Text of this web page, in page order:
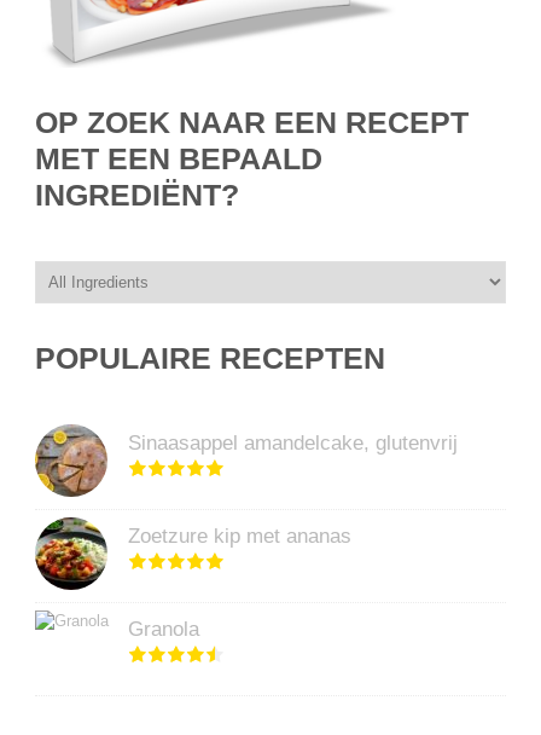
OP ZOEK NAAR EEN RECEPT
MET EEN BEPAALD
INGREDIËNT?
POPULAIRE RECEPTEN
Sinaasappel amandelcake, glutenvrij
Zoetzure kip met ananas
Granola